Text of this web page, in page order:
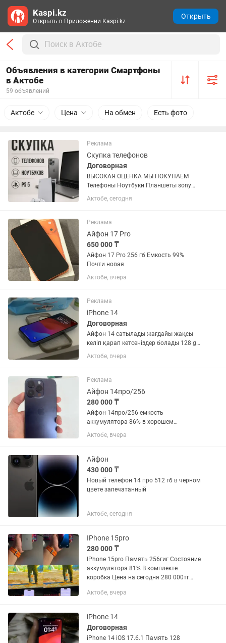
Объявления в категории Смартфоны
в Актобе
59 объявлений
Актобе Цена На обмен Есть фото
Реклама
Скупка телефонов
Договорная
ВЫСОКАЯ ОЦЕНКА МЫ ПОКУПАЕМ
Телефоны Ноутбуки Планшеты sony
playstation 5 Ray Ban С минусом без
Актобе, сегодня
Реклама
Айфон 17 Pro
650 000 ₸
Айфон 17 Pro 256 гб Емкость 99%
Почти новая
Актобе, вчера
Реклама
iPhone 14
Договорная
Айфон 14 сатылады жағдайы жақсы
келіп қарап кетсеніздер болады 128 gb
77% ремонтта болмаған iOS 17.6.1
документы бар өте жақсы жағдайы
3.4 подаркыге бағасы 180мын
Актобе, вчера
Реклама
Айфон 14про/256
280 000 ₸
Айфон 14про/256 емкость
аккумулятора 86% в хорошем
состоянии без ремонта
Актобе, вчера
Айфон
430 000 ₸
Новый телефон 14 про 512 гб в черном
цвете запечатанный
Актобе, сегодня
IPhone 15pro
280 000 ₸
IPhone 15pro Память 256гиг Состояние
аккумулятора 81% В комплекте
коробка Цена на сегодня 280 000тг
Актобе, вчера
iPhone 14
Договорная
iPhone 14 iOS 17.6.1 Память 128
Kaspi.kz
Открыть в Приложении Kaspi.kz
Открыть